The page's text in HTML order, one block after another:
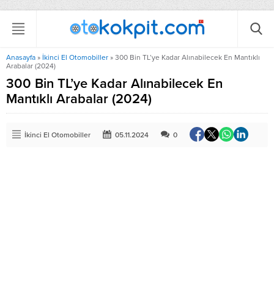
Anasayfa » İkinci El Otomobiller » 300 Bin TL’ye Kadar Alınabilecek En Mantıklı
Arabalar (2024)
300 Bin TL’ye Kadar Alınabilecek En
Mantıklı Arabalar (2024)
İkinci El Otomobiller 05.11.2024 0